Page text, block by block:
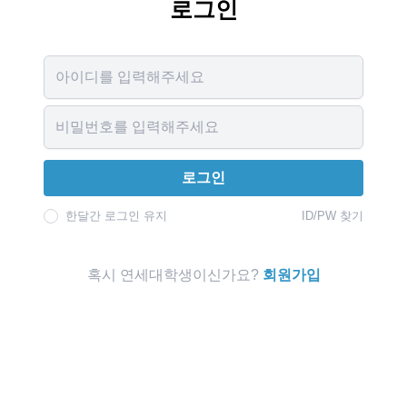
로그인
로그인
한달간 로그인 유지 ID/PW 찾기
혹시 연세대학생이신가요? 회원가입